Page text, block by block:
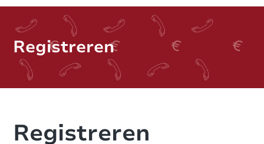
Registreren
Registreren